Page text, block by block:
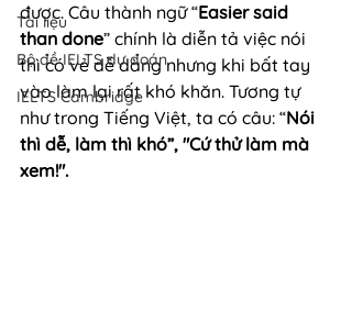
Tài liệu
Bộ đề IELTS dự đoán
IELTS Cambridge
được. Câu thành ngữ “Easier said
than done” chính là diễn tả việc nói
thì có vẻ dễ dàng nhưng khi bất tay
vào làm lại rất khó khăn. Tương tự
như trong Tiếng Việt, ta có câu: “Nói
thì dễ, làm thì khó”, "Cứ thử làm mà
xem!".